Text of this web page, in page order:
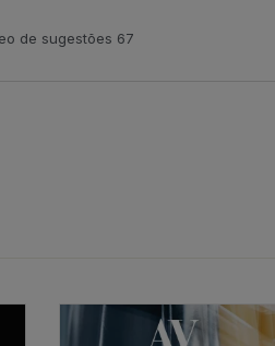
de sugestões 67